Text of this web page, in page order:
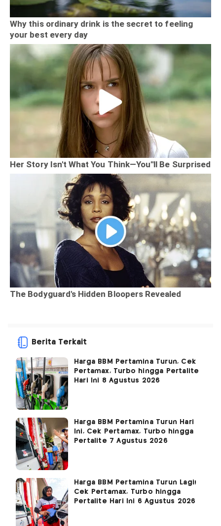
Berita Terkait
Harga BBM Pertamina Turun, Cek
Pertamax, Turbo hingga Pertalite
Hari Ini 8 Agustus 2026
Harga BBM Pertamina Turun Hari
Ini, Cek Pertamax, Turbo hingga
Pertalite 7 Agustus 2026
Harga BBM Pertamina Turun Lagi!
Cek Pertamax, Turbo hingga
Pertalite Hari Ini 6 Agustus 2026